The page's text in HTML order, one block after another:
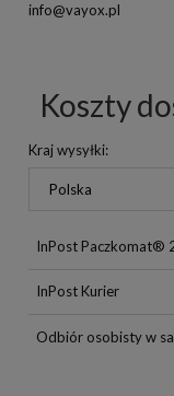
info@vayox.pl
Koszty
Kraj wysyłki:
InPost Paczkomat®
InPost Kurier
Odbiór osobisty w